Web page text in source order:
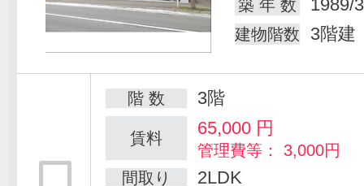
築 年 数
1989/
建物階数 3階建
階 数 3階
賃料 65,000円
管理費等： 3,000円
間取り
2LDK